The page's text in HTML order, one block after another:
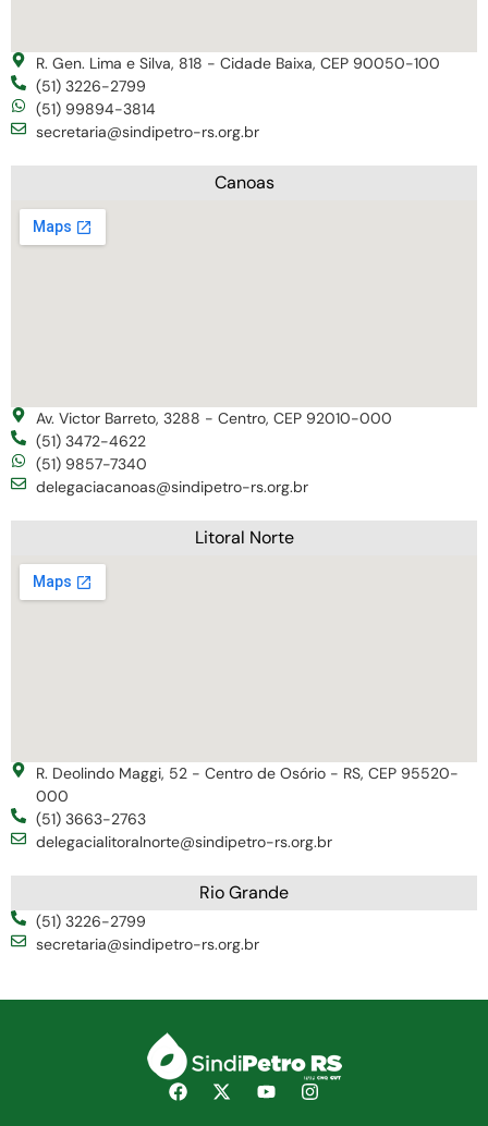
R. Gen. Lima e Silva, 818 - Cidade Baixa, CEP 90050-100
(51) 3226-2799
(51) 99894-3814
secretaria@sindipetro-rs.org.br
Canoas
Av. Victor Barreto, 3288 - Centro, CEP 92010-000
(51) 3472-4622
(51) 9857-7340
delegaciacanoas@sindipetro-rs.org.br
Litoral Norte
R. Deolindo Maggi, 52 - Centro de Osório - RS, CEP 95520-
000
(51) 3663-2763
delegacialitoralnorte@sindipetro-rs.org.br
Rio Grande
(51) 3226-2799
secretaria@sindipetro-rs.org.br